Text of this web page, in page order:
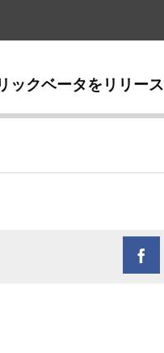
ックベータをリリース